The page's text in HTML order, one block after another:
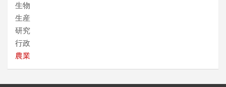
生物
生産
研究
行政
農業